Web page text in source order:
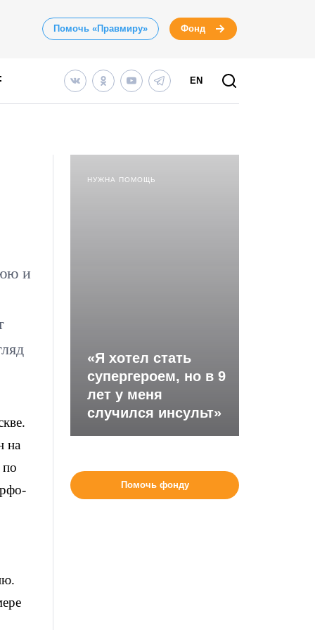
Помочь «Правмиру» Фонд
EN
и
на
НУЖНА ПОМОЩЬ
«Я хотел стать
супергероем, но в 9
лет у меня
случился инсульт»
Помочь фонду